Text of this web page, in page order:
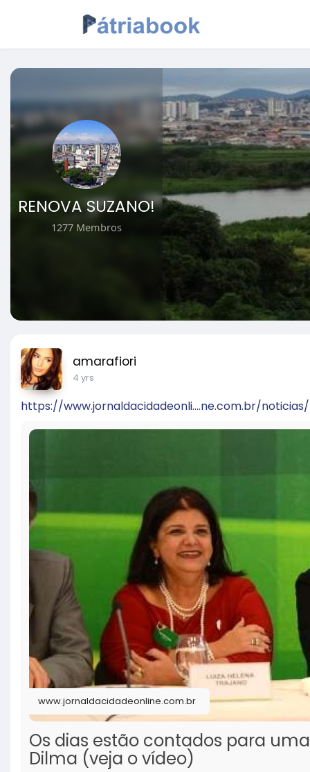
RENOVA SUZANO!
1277 Membros
amarafiori
4 yrs
https://www.jornaldacidadeonli....ne.com.br/
www.jornaldacidadeonline.com.br
Os dias estão contados para
Dilma (veja o vídeo)